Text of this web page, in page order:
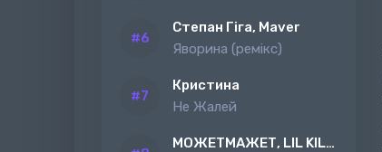
Степан Гіга, Maver
Яворина (ремiкс)
Кристина
Не Жалей
МОЖЕТМАЖЕТ, LIL KILAH